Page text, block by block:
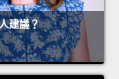
建議？